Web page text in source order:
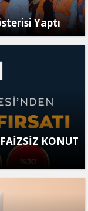
Yaptı
KONUT